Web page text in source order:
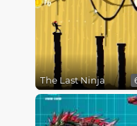
The Last Ninja